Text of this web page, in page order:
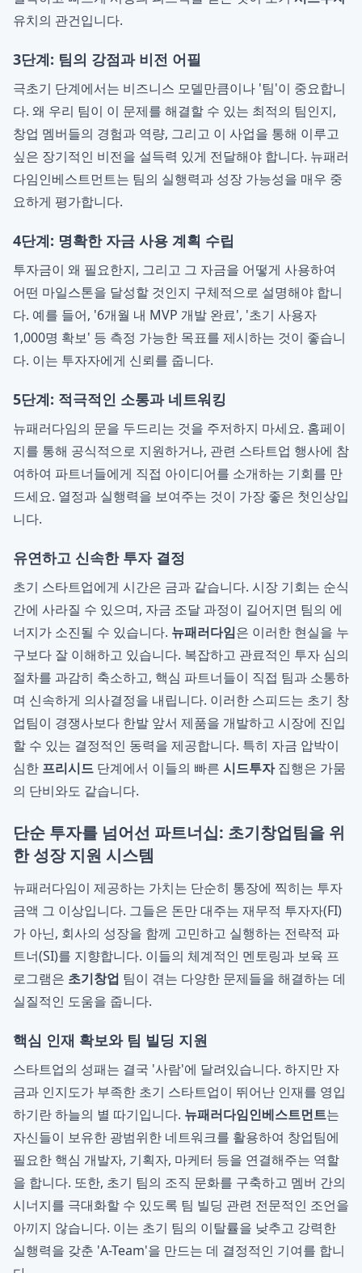
유치의 관건입니다.
3단계: 팀의 강점과 비전 어필
극초기 단계에서는 비즈니스 모델만큼이나 '팀'이 중요합니
다. 왜 우리 팀이 이 문제를 해결할 수 있는 최적의 팀인지,
창업 멤버들의 경험과 역량, 그리고 이 사업을 통해 이루고
싶은 장기적인 비전을 설득력 있게 전달해야 합니다. 뉴패러
다임인베스트먼트는 팀의 실행력과 성장 가능성을 매우 중
요하게 평가합니다.
4단계: 명확한 자금 사용 계획 수립
투자금이 왜 필요한지, 그리고 그 자금을 어떻게 사용하여
어떤 마일스톤을 달성할 것인지 구체적으로 설명해야 합니
다. 예를 들어, '6개월 내 MVP 개발 완료', '초기 사용자
1,000명 확보' 등 측정 가능한 목표를 제시하는 것이 좋습니
다. 이는 투자자에게 신뢰를 줍니다.
5단계: 적극적인 소통과 네트워킹
뉴패러다임의 문을 두드리는 것을 주저하지 마세요. 홈페이
지를 통해 공식적으로 지원하거나, 관련 스타트업 행사에 참
여하여 파트너들에게 직접 아이디어를 소개하는 기회를 만
드세요. 열정과 실행력을 보여주는 것이 가장 좋은 첫인상입
니다.
유연하고 신속한 투자 결정
초기 스타트업에게 시간은 금과 같습니다. 시장 기회는 순식
간에 사라질 수 있으며, 자금 조달 과정이 길어지면 팀의 에
너지가 소진될 수 있습니다. 뉴패러다임은 이러한 현실을 누
구보다 잘 이해하고 있습니다. 복잡하고 관료적인 투자 심의
절차를 과감히 축소하고, 핵심 파트너들이 직접 팀과 소통하
며 신속하게 의사결정을 내립니다. 이러한 스피드는 초기 창
업팀이 경쟁사보다 한발 앞서 제품을 개발하고 시장에 진입
할 수 있는 결정적인 동력을 제공합니다. 특히 자금 압박이
심한 프리시드 단계에서 이들의 빠른 시드투자집행은 가뭄
의 단비와도 같습니다.
단순 투자를 넘어선 파트너십: 초기창업팀을 위
한 성장 지원 시스템
뉴패러다임이 제공하는 가치는 단순히 통장에 찍히는 투자
금액 그 이상입니다. 그들은 돈만 대주는 재무적 투자자(FI)
가 아닌, 회사의 성장을 함께 고민하고 실행하는 전략적 파
트너(SI)를 지향합니다. 이들의 체계적인 멘토링과 보육 프
로그램은 초기창업 팀이 겪는 다양한 문제들을 해결하는 데
실질적인 도움을 줍니다.
핵심 인재 확보와 팀 빌딩 지원
스타트업의 성패는 결국 '사람'에 달려있습니다. 하지만 자
금과 인지도가 부족한 초기 스타트업이 뛰어난 인재를 영입
하기란 하늘의 별 따기입니다. 뉴패러다임인베스트먼트는
자신들이 보유한 광범위한 네트워크를 활용하여 창업팀에
필요한 핵심 개발자, 기획자, 마케터 등을 연결해주는 역할
을 합니다. 또한, 초기 팀의 조직 문화를 구축하고 멤버 간의
시너지를 극대화할 수 있도록 팀 빌딩 관련 전문적인 조언을
아끼지 않습니다. 이는 초기 팀의 이탈률을 낮추고 강력한
실행력을 갖춘 'A-Team'을 만드는 데 결정적인 기여를 합니